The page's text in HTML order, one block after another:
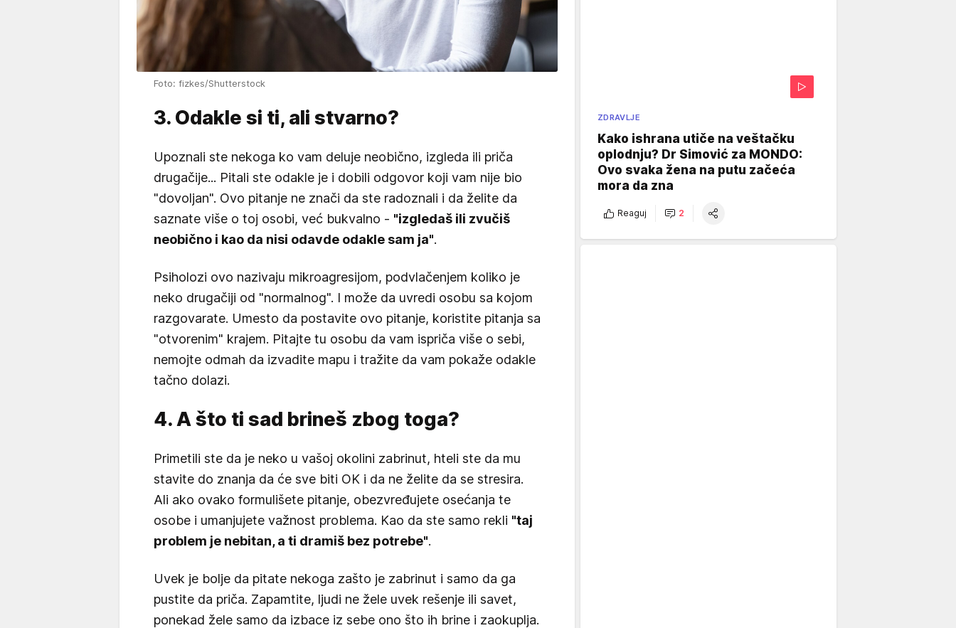
Foto: fizkes/Shutterstock
3. Odakle si ti, ali stvarno?
Upoznali ste nekoga ko vam deluje neobično, izgleda ili priča
drugačije... Pitali ste odakle je i dobili odgovor koji vam nije bio
"dovoljan". Ovo pitanje ne znači da ste radoznali i da želite da
saznate više o toj osobi, već bukvalno - "izgledaš ili zvučiš
neobično i kao da nisi odavde odakle sam ja".
Psiholozi ovo nazivaju mikroagresijom, podvlačenjem koliko je
neko drugačiji od "normalnog". I može da uvredi osobu sa kojom
razgovarate. Umesto da postavite ovo pitanje, koristite pitanja sa
"otvorenim" krajem. Pitajte tu osobu da vam ispriča više o sebi,
nemojte odmah da izvadite mapu i tražite da vam pokaže odakle
tačno dolazi.
4. A što ti sad brineš zbog toga?
Primetili ste da je neko u vašoj okolini zabrinut, hteli ste da mu
stavite do znanja da će sve biti OK i da ne želite da se stresira.
Ali ako ovako formulišete pitanje, obezvređujete osećanja te
osobe i umanjujete važnost problema. Kao da ste samo rekli "taj
problem je nebitan, a ti dramiš bez potrebe".
Uvek je bolje da pitate nekoga zašto je zabrinut i samo da ga
pustite da priča. Zapamtite, ljudi ne žele uvek rešenje ili savet,
ponekad žele samo da izbace iz sebe ono što ih brine i zaokuplja.
ZDRAVLJE
Kako ishrana utiče na veštačku
oplodnju? Dr Simović za MONDO:
Ovo svaka žena na putu začeća
mora da zna
Reaguj 2